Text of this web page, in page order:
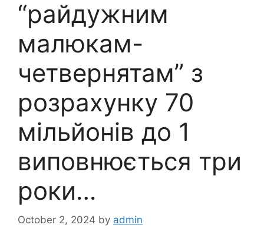
“райдужним
малюкам-
четвернятам” з
розрахунку 70
мільйонів до 1
виповнюється три
роки…
October 2, 2024 by admin